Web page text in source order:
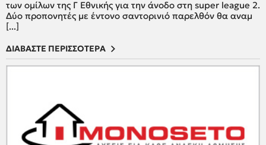
των ομίλων της Γ Εθνικής για την άνοδο στη super league 2.
Δύο προπονητές με έντονο σαντορινιό παρελθόν θα αναμ
[...]
ΔΙΑΒΑΣΤΕ ΠΕΡΙΣΣΟΤΕΡΑ